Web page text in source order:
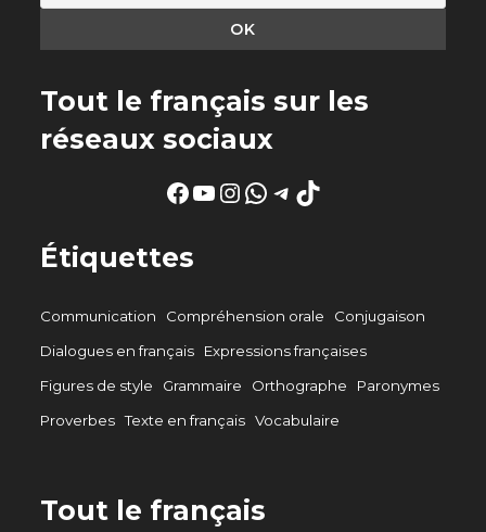
Tout le français sur les
réseaux sociaux
Facebook
YouTube
Instagram
WhatsApp
Telegram
TikTok
Étiquettes
Communication Compréhension orale
Conjugaison
Dialogues en français
Expressions françaises
Figures de style
Grammaire Orthographe
Paronymes
Proverbes Texte en français Vocabulaire
Tout le français